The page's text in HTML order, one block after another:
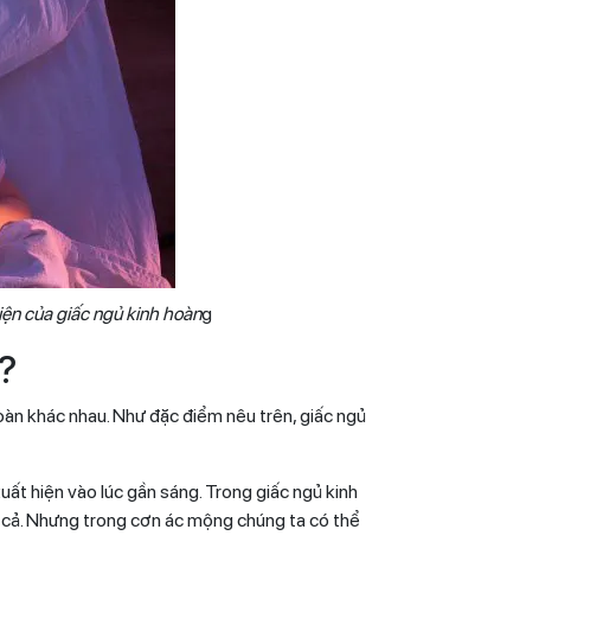
của giấc ngủ kinh hoàng
khác nhau. Như đặc điểm nêu trên, giấc ngủ
hiện vào lúc gần sáng. Trong giấc ngủ kinh
Nhưng trong cơn ác mộng chúng ta có thể